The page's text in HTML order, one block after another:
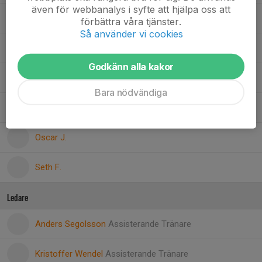
Leo S.
Oscar J.
Seth F.
Ledare
Anders Segolsson Assisterande Tränare
Kristoffer Wendel Assisterande Tränare
även för webbanalys i syfte att hjälpa oss att
förbättra våra tjänster.
Så använder vi cookies
Godkänn alla kakor
Bara nödvändiga